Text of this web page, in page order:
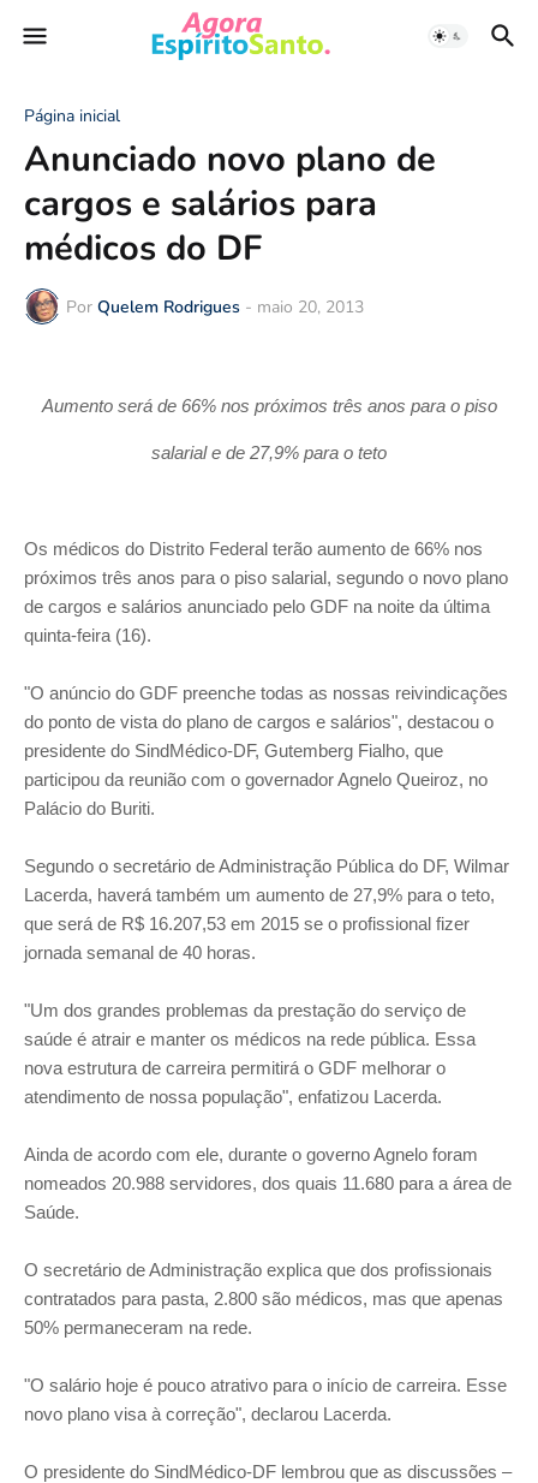
Página inicial
Anunciado novo plano de
cargos e salários para
médicos do DF
Por Quelem Rodrigues - maio 20, 2013
Aumento será de 66% nos próximos três anos para o piso
salarial e de 27,9% para o teto
Os médicos do Distrito Federal terão aumento de 66% nos
próximos três anos para o piso salarial, segundo o novo plano
de cargos e salários anunciado pelo GDF na noite da última
quinta-feira (16).
"O anúncio do GDF preenche todas as nossas reivindicações
do ponto de vista do plano de cargos e salários", destacou o
presidente do SindMédico-DF, Gutemberg Fialho, que
participou da reunião com o governador Agnelo Queiroz, no
Palácio do Buriti.
Segundo o secretário de Administração Pública do DF, Wilmar
Lacerda, haverá também um aumento de 27,9% para o teto,
que será de R$ 16.207,53 em 2015 se o profissional fizer
jornada semanal de 40 horas.
"Um dos grandes problemas da prestação do serviço de
saúde é atrair e manter os médicos na rede pública. Essa
nova estrutura de carreira permitirá o GDF melhorar o
atendimento de nossa população", enfatizou Lacerda.
Ainda de acordo com ele, durante o governo Agnelo foram
nomeados 20.988 servidores, dos quais 11.680 para a área de
Saúde.
O secretário de Administração explica que dos profissionais
contratados para pasta, 2.800 são médicos, mas que apenas
50% permaneceram na rede.
"O salário hoje é pouco atrativo para o início de carreira. Esse
novo plano visa à correção", declarou Lacerda.
O presidente do SindMédico-DF lembrou que as discussões –